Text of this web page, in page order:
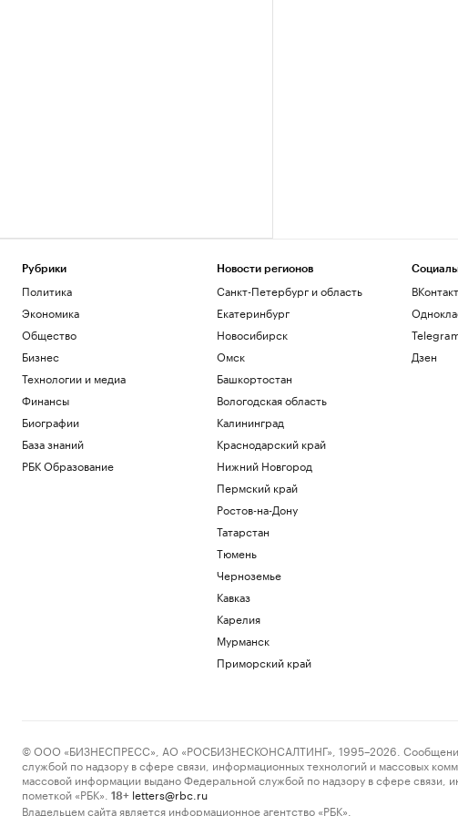
Рубрики
Политика
Экономика
Общество
Бизнес
Технологии и медиа
Финансы
Биографии
База знаний
РБК Образование
Новости регионов
Санкт-Петербург и область
Екатеринбург
Новосибирск
Омск
Башкортостан
Вологодская область
Калининград
Краснодарский край
Нижний Новгород
Пермский край
Ростов-на-Дону
Татарстан
Тюмень
Черноземье
Кавказ
Карелия
Мурманск
Приморский край
Дзен
© ООО «БИЗНЕСПРЕСС», АО «РОСБИЗНЕСКОНСАЛТИНГ», 1995–2026. Сообщения и
службой по надзору в сфере связи, информационных технологий и массовых
массовой информации выдано Федеральной службой по надзору в сфере
пометкой «РБК».
18+ letters@rbc.ru
Владельцем сайта является информационное агентство «РБК».